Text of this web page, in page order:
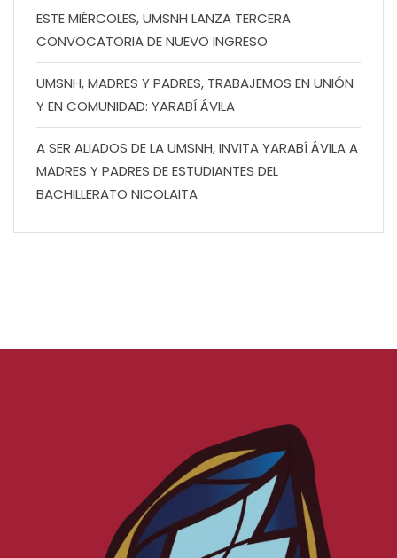
ESTE MIÉRCOLES, UMSNH LANZA TERCERA
CONVOCATORIA DE NUEVO INGRESO
UMSNH, MADRES Y PADRES, TRABAJEMOS EN UNIÓN
Y EN COMUNIDAD: YARABÍ ÁVILA
A SER ALIADOS DE LA UMSNH, INVITA YARABÍ ÁVILA A
MADRES Y PADRES DE ESTUDIANTES DEL
BACHILLERATO NICOLAITA